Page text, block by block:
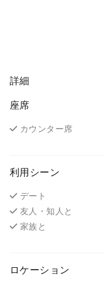
詳細
座席
カウンター席
利用シーン
デート
友人・知人と
家族と
ロケーション